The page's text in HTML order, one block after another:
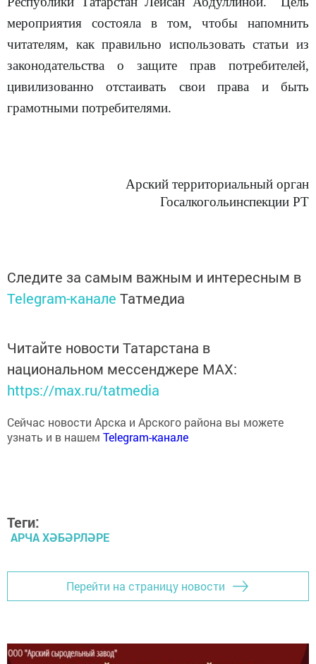
мероприятия состояла в том, чтобы напомнить
читателям, как правильно использовать статьи из
законодательства о защите прав потребителей,
цивилизованно отстаивать свои права и быть
грамотными потребителями.
Госалкогольинспекции РТ
Telegram-каналеТатмедиа
Читайте новости Татарстана в
национальном мессенджере MАХ:
https://max.ru/tatmedia
узнать и в нашемTelegram-канале
АРЧА ХӘБӘРЛӘРЕ
Перейти на страницу новости